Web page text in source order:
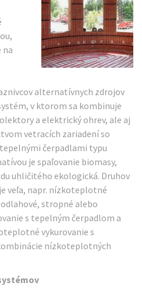
na
alternatívnych zdrojov
v ktorom sa kombinuje
a elektrický ohrev, ale aj
vetracích zariadení so
čerpadlami typu
je spaľovanie biomasy,
uhličitého ekologická. Druhov
veľa, napr. nízkoteplotné
stropné alebo
s tepelným čerpadlom a
vykurovanie s
nízkoteplotných